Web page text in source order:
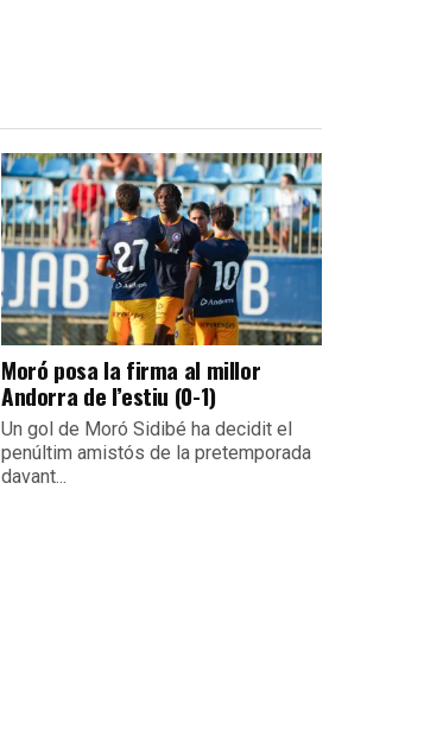
Moró posa la firma al millor
Andorra de l’estiu (0-1)
Un gol de Moró Sidibé ha decidit el
penúltim amistós de la pretemporada
davant...